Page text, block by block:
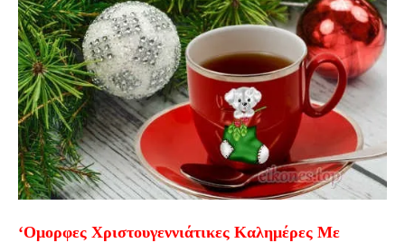
‘Ομορφες Χριστουγεννιάτικες Καλημέρες Με